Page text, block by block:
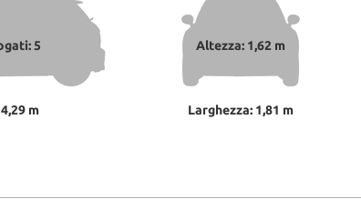
5
m
Altezza: 1,62 m
Larghezza: 1,81 m